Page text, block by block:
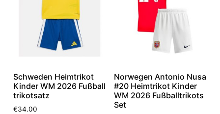
Schweden Heimtrikot
Kinder WM 2026 Fußball
trikotsatz
€34.00
Norwegen Antonio Nusa
#20 Heimtrikot Kinder
WM 2026 Fußballtrikots
Set